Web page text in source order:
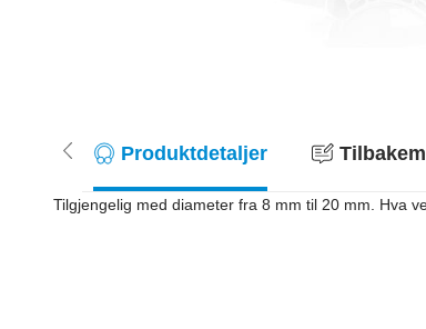
Produktdetaljer
Tilgjengelig med diameter fra 8 mm til 20 mm. Hva